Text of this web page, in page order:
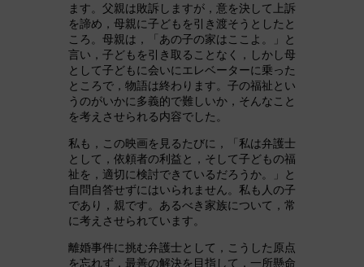
ます。父親は敗訴しますが，意を決して上訴
を諦め，母親に子どもを引き渡そうとしたと
ころ。母親は，「あの子の家はここよ。」と
言い，子どもを引き取ることなく，しかし母
として子どもに会いにエレベーターに乗った
ところで，物語は終わります。子の福祉とい
うのがいかに多義的で難しいか，そんなこと
を考えさせられる内容でした。
私も，この映画を見るたびに，「私は弁護士
として，依頼者の利益と，そして子どもの福
祉を，適切に検討できているだろうか。」と
自問自答せずにはいられません。私も人の子
であり，親です。あるべき家族について，常
に考えさせられています。
離婚事件に挑む弁護士として，こうした原点
を忘れず，最善の解決を目指して，一所懸命